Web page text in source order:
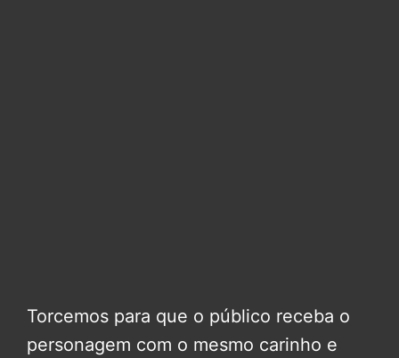
Torcemos para que o público receba o
personagem com o mesmo carinho e